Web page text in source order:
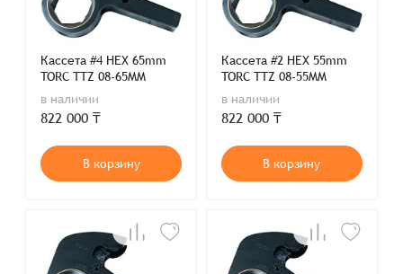
Кассета #4 HEX 65mm
TORC TTZ 08-65MM
в наличии
822 000 ₸
В корзину
Кассета #2 HEX 55mm
TORC TTZ 08-55MM
в наличии
822 000 ₸
В корзину